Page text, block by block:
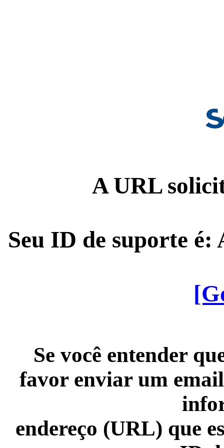
A URL
Seu ID de suporte é:
Se você entender
favor enviar um
endereço (URL) que